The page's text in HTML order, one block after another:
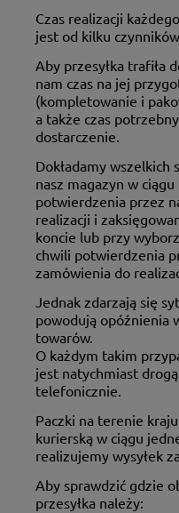
Czas realizacji
jest od kilku
Aby przesyłka trafiła
nam czas na jej
(kompletowanie i
a także czas
dostarczenie.
Dokładamy wszelkich
nasz magazyn w
potwierdzenia przez
realizacji i
koncie lub przy
chwili potwierdzenia
zamówienia do
Jednak zdarzają się
powodują opóźnienia
towarów.
O każdym takim
jest natychmiast
telefonicznie.
Paczki na terenie
kurierską w ciągu
realizujemy wysyłek
Aby sprawdzić gdzie
przesyłka należy: